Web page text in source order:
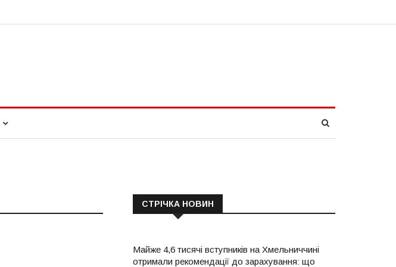
СТРІЧКА НОВИН
Майже 4,6 тисячі вступників на Хмельниччині
отримали рекомендації до зарахування: що